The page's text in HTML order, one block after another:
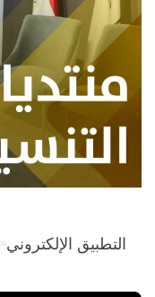
التطبيق الإلكتروني